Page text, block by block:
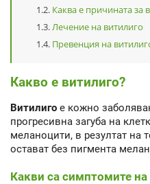
Каква е причината за
Лечение на витилиго
Превенция на
Какво е витилиго?
Витилиго е кожно
прогресивна загуба на
меланоцити, в резултат на
остават без пигмента
Какви са симптомите на